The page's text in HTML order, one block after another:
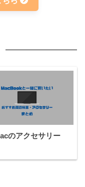
のアクセサリー